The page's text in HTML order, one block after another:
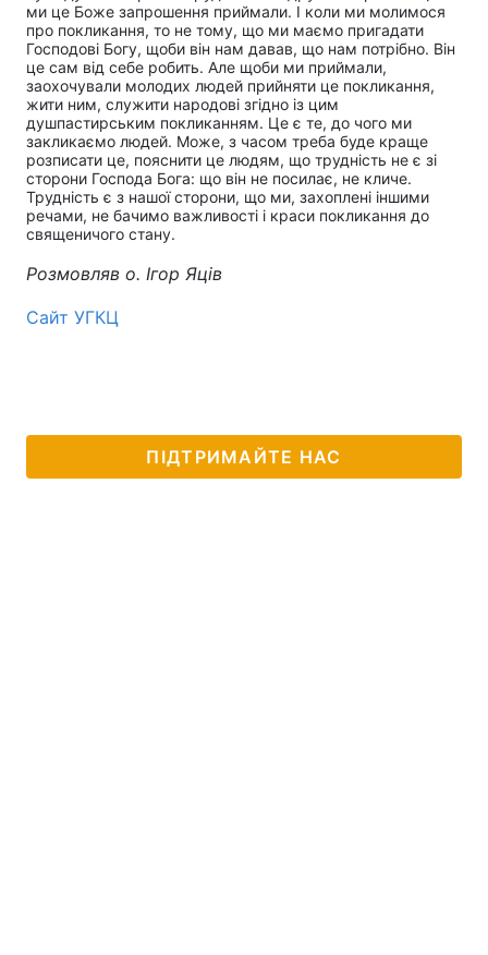
ми це Боже запрошення приймали. І коли ми молимося
про покликання, то не тому, що ми маємо пригадати
Господові Богу, щоби він нам давав, що нам потрібно. Він
це сам від себе робить. Але щоби ми приймали,
заохочували молодих людей прийняти це покликання,
жити ним, служити народові згідно із цим
душпастирським покликанням. Це є те, до чого ми
закликаємо людей. Може, з часом треба буде краще
розписати це, пояснити це людям, що трудність не є зі
сторони Господа Бога: що він не посилає, не кличе.
Трудність є з нашої сторони, що ми, захоплені іншими
речами, не бачимо важливості і краси покликання до
священичого стану.
Розмовляв о. Ігор Яців
Сайт УГКЦ
ПІДТРИМАЙТЕ НАС